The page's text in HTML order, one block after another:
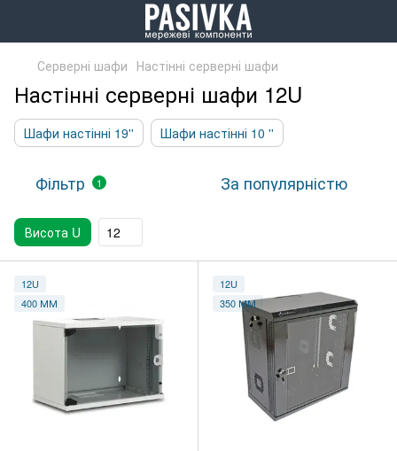
Серверні шафи Настінні серверні шафи
Настінні серверні шафи 12U
Шафи настінні 19'' Шафи настінні 10 ''
Фільтр 1 За популярністю
Висота U 12
12U
400 ММ
12U
350 ММ